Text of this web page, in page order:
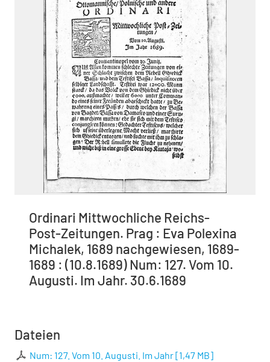
Ordinari Mittwochliche Reichs-
Post-Zeitungen. Prag : Eva Polexina
Michalek, 1689 nachgewiesen, 1689-
1689 : (10.8.1689) Num: 127. Vom 10.
Augusti. Im Jahr. 30.6.1689
Dateien
Num: 127. Vom 10. Augusti. Im Jahr[1,47 MB]